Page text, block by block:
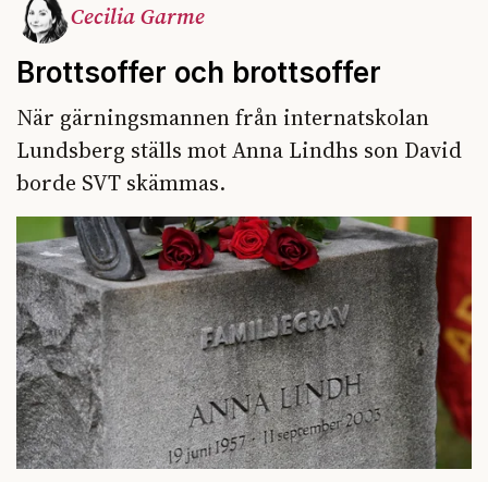
Cecilia Garme
Brottsoffer och brottsoffer
När gärningsmannen från internatskolan
Lundsberg ställs mot Anna Lindhs son David
borde SVT skämmas.